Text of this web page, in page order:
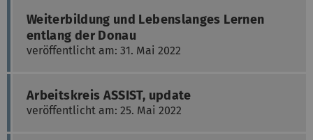
Weiterbildung und Lebenslanges Lernen
entlang der Donau
veröffentlicht am: 31. Mai 2022
Arbeitskreis ASSIST, update
veröffentlicht am: 25. Mai 2022